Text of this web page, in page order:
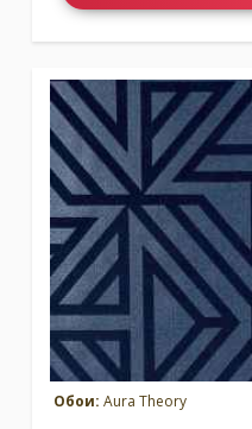
Обои: Aura Theory